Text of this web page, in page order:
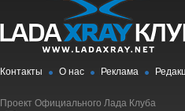
Контакты О нас Реклама
Проект Официального Лада Клуба